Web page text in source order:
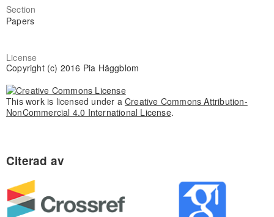
Section
Papers
License
Copyright (c) 2016 Pia Häggblom
This work is licensed under a Creative Commons Attribution-
NonCommercial 4.0 International License.